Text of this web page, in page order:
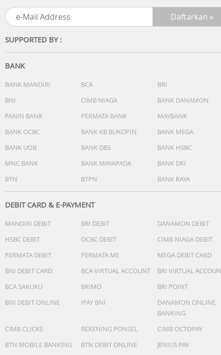
SUPPORTED BY :
BANK
BANK MANDIRI BCA
BRI
BNI
CIMB NIAGA
BANK DANAMON
PANIN BANK
PERMATA BANK
MAYBANK
BANK OCBC
BANK KB BUKOPIN
BANK MEGA
BANK UOB
BANK DBS
BANK HSBC
MNC BANK
BANK MAYAPADA
BANK DKI
BTN
BTPN BANK RAYA
DEBIT CARD & E-PAYMENT
MANDIRI DEBIT BRI DEBIT
DANAMON DEBIT
HSBC DEBIT
OCBC DEBIT
CIMB NIAGA DEBIT
PERMATA DEBIT
PERMATA ME
MEGA DEBIT CARD
BNI DEBIT CARD
BCA VIRTUAL ACCOUNT
BRI VIRTUAL
BCA SAKUKU
BRIMO
BRI POINT
BNI DEBIT ONLINE
IPAY BNI
DANAMON ONLINE
BANKING
CIMB CLICKS
REKENING PONSEL
CIMB OCTOPAY
BTN MOBILE BANKING
BTN DEBIT ONLINE
JENIUS PAY